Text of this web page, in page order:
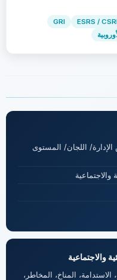
ESRS /
GRI
اللجان/ المستوى
والاجتماعية
والاجتماعية
المناخ، المخاطر،